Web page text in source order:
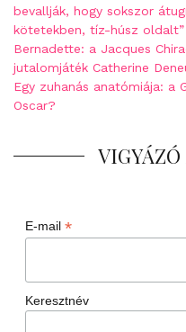
bevallják, hogy sokszor
kötetekben, tíz-húsz oldalt”
Bernadette: a Jacques
jutalomjáték Catherine
Egy zuhanás anatómiája: a
Oscar?
E-mail *
Keresztnév